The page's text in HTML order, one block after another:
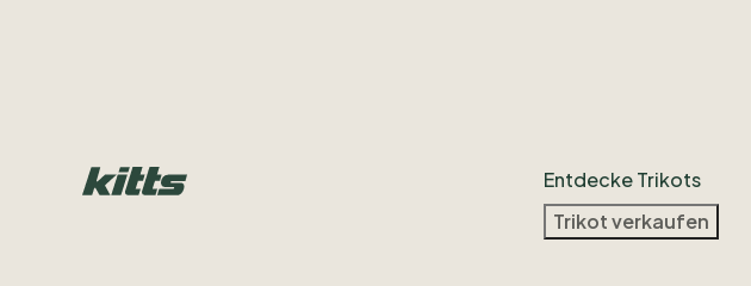
Entdecke Trikots
Trikot verkaufen